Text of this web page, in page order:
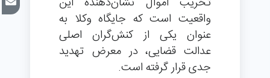
واقعیت است که جایگاه وکلا به
عنوان یکی از کنش‌گران اصلی
عدالت قضایی، در معرض تهدید
جدی قرار گرفته است.